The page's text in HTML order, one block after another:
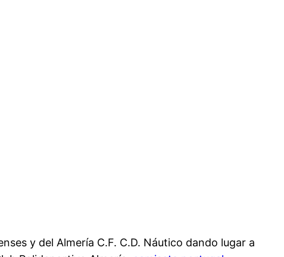
y del Almería C.F. C.D. Náutico dando lugar a